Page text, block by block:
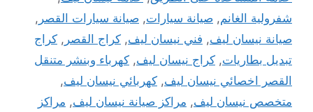
شفرولية الغانم, صيانة سيارات, صيانة سيارات القصر ,
صيانة نيسان ليف, فني نيسان ليف, كراج القصر , كراج
تبديل بطاريات, كراج نيسان ليف, كهرباء وبنشر متنقل
القصر اخصائي نيسان ليف, كهربائي نيسان ليف,
متخصص نيسان ليف, مراكز صيانة نيسان ليف, مراكز